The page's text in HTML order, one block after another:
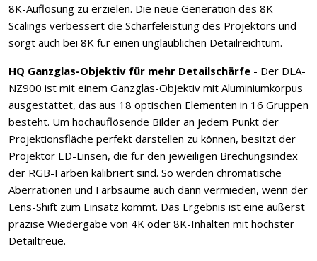
8K-Auflösung zu erzielen. Die neue Generation des 8K
Scalings verbessert die Schärfeleistung des Projektors und
sorgt auch bei 8K für einen unglaublichen Detailreichtum.
HQ Ganzglas-Objektiv für mehr Detailschärfe - Der DLA-
NZ900 ist mit einem Ganzglas-Objektiv mit Aluminiumkorpus
ausgestattet, das aus 18 optischen Elementen in 16 Gruppen
besteht. Um hochauflösende Bilder an jedem Punkt der
Projektionsfläche perfekt darstellen zu können, besitzt der
Projektor ED-Linsen, die für den jeweiligen Brechungsindex
der RGB-Farben kalibriert sind. So werden chromatische
Aberrationen und Farbsäume auch dann vermieden, wenn der
Lens-Shift zum Einsatz kommt. Das Ergebnis ist eine äußerst
präzise Wiedergabe von 4K oder 8K-Inhalten mit höchster
Detailtreue.